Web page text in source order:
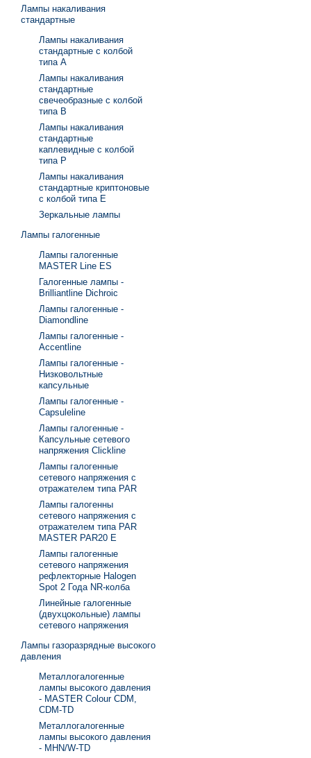
Лампы накаливания
стандартные
Лампы накаливания
стандартные с колбой
типа А
Лампы накаливания
стандартные
свечеобразные с колбой
типа В
Лампы накаливания
стандартные
каплевидные с колбой
типа Р
Лампы накаливания
стандартные криптоновые
с колбой типа Е
Зеркальные лампы
Лампы галогенные
Лампы галогенные
MASTER Line ES
Галогенные лампы -
Brilliantline Dichroic
Лампы галогенные -
Diamondline
Лампы галогенные -
Accentline
Лампы галогенные -
Низковольтные
капсульные
Лампы галогенные -
Capsuleline
Лампы галогенные -
Капсульные сетевого
напряжения Clickline
Лампы галогенные
сетевого напряжения с
отражателем типа PAR
Лампы галогенны
сетевого напряжения с
отражателем типа PAR
MASTER PAR20 E
Лампы галогенные
сетевого напряжения
рефлекторные Halogen
Spot 2 Года NR-колба
Линейные галогенные
(двухцокольные) лампы
сетевого напряжения
Лампы газоразрядные высокого
давления
Металлогалогенные
лампы высокого давления
- MASTER Colour CDM,
CDM-TD
Металлогалогенные
лампы высокого давления
- MHN/W-TD